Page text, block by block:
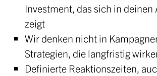
Investment, das sich in deinen
zeigt
Wir denken nicht in
Strategien, die langfristig
Definierte Reaktionszeiten,